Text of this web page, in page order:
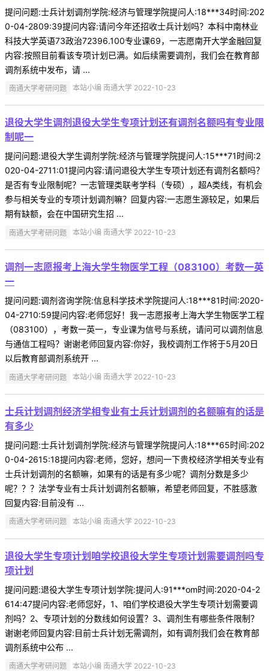
提问问题:士兵计划调剂学院:经济与管理学院提问人:18***34时间:202
0-04-2809:39提问内容:请问今年还招收士兵计划吗？本科中南林业
科技大学英语73政治72396.100专业课69，一志愿南开大学金融回复
内容:按照目前看该专项计划已满。如后续需要调剂，我们会在教育部
调剂系统中发布，请 ...
南通大学考研问题 本站小编 南通大学 2022-10-23
退役大学生调剂退役大学生专项计划还有调剂名额吗有专业限
制呢一
提问问题:退役大学生调剂学院:经济与管理学院提问人:15***71时间:2
020-04-2711:01提问内容:请问退役大学生专项计划还有调剂名额吗？
是否有专业限制呢？一志管理类联考学科（专硕），超A类线，有机会
参与相关专业的专项计划调剂嘛？回复内容:一志愿生源较足，如果后
期有缺额，会在中国研究生招 ...
南通大学考研问题 本站小编 南通大学 2022-10-23
调剂一志愿报考上海大学生物医学工程（083100）考数一英
一
提问问题:调剂咨询学院:信息科学技术学院提问人:18***81时间:2020-
04-2710:59提问内容:老师您好！我一志愿报考上海大学生物医学工程
（083100），考数一英一，专业课为信号与系统，请问可以调剂信息
与通信工程吗？谢谢老师回复内容:你好，我校调剂工作将于5月20日
以后教育部调剂系统开 ...
南通大学考研问题 本站小编 南通大学 2022-10-23
士兵计划调剂经济学相专业有士兵计划调剂的名额嘛有的话是
有多少
提问问题:士兵计划调剂学院:经济与管理学院提问人:18***65时间:202
0-04-2615:18提问内容:老师，您好，想问一下贵校经济学相关专业有
士兵计划调剂的名额嘛，如果有的话是有多少呢？调剂分数是多少
呢？？？法学专业有士兵计划调剂名额嘛，希望老师回复，不胜感激
回复内容:目前没有 ...
南通大学考研问题 本站小编 南通大学 2022-10-23
退役大学生专项计划咱学校退役大学生专项计划需要调剂吗专
项计划
提问问题:退役大学生专项计划学院:提问人:91***om时间:2020-04-2
614:47提问内容:老师您好，1、咱们学校退役大学生专项计划需要调
剂吗？2、专项计划的分数线如何设置？3、调剂生有哪些条件限制？
谢谢老师回复内容:目前士兵计划无需调剂，如有调剂我们会在教育部
调剂系统中公布 ...
南通大学考研问题 本站小编 南通大学 2022-10-23